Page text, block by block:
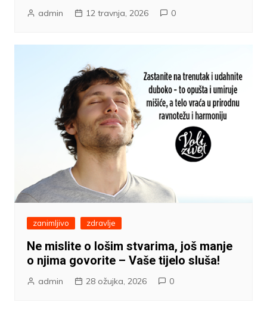
admin 12 travnja, 2026 0
zanimljivo zdravlje
Ne mislite o lošim stvarima, još manje
o njima govorite – Vaše tijelo sluša!
admin 28 ožujka, 2026 0